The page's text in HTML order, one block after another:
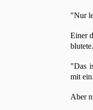
"Nur
Einer
blutete.
"Das
mit ein.
Aber